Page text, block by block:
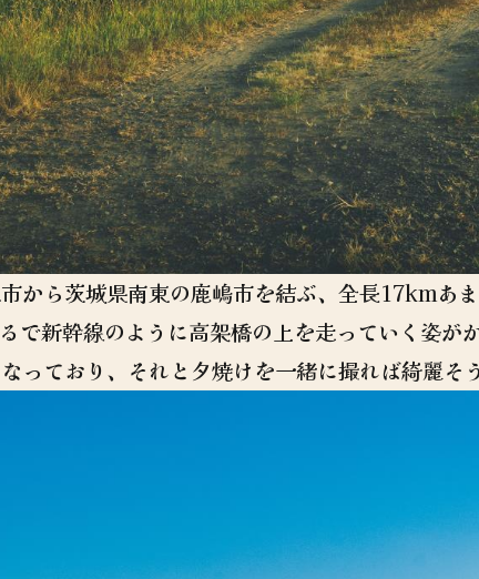
から茨城県南東の鹿嶋市を結ぶ、全長17kmあ
で新幹線のように高架橋の上を走っていく姿が
っており、それと夕焼けを一緒に撮れば綺麗そ